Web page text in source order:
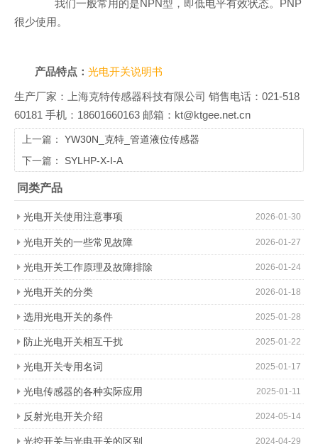
我们一般常用的是NPN型，即低电平有效状态。
PNP
很少使用。
产品特点：光电开关说明书
生产厂家：上海克特传感器科技有限公司 销售电话：021-518
60181 手机：18601660163 邮箱：kt@ktgee.net.cn
上一篇： YW30N_克特_管道液位传感器
下一篇： SYLHP-X-I-A
同类产品
2026-01-30
光电开关使用注意事项
2026-01-27
光电开关的一些常见故障
2026-01-24
光电开关工作原理及故障排除
2026-01-18
光电开关的分类
2025-01-28
选用光电开关的条件
2025-01-22
防止光电开关相互干扰
2025-01-17
光电开关专用名词
2025-01-11
光电传感器的各种实际应用
2024-05-14
反射光电开关介绍
2024-04-29
光控开关与光电开关的区别